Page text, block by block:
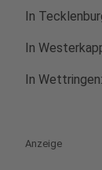
In
In
In
Anzeige